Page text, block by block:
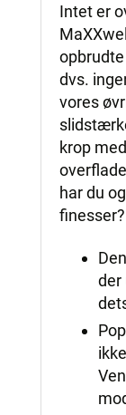
Intet er
dvs.
vores
krop
har du
finesser?
der